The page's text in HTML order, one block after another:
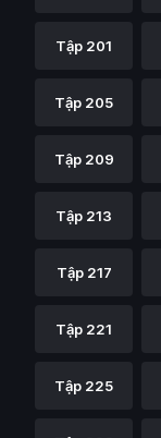
Tập 201
Tập 205
Tập 209
Tập 213
Tập 217
Tập 221
Tập 225